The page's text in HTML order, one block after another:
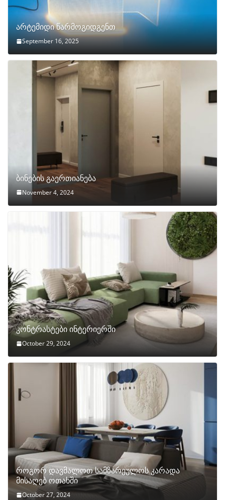
არტემიდი წარმოგიდგენთ
September 16, 2025
ბინების გაერთიანება
November 4, 2024
კონტრასტები ინტერიერში
October 29, 2024
როგორ დავმალოთ სამზარეულოს კარადა
მისაღებ ოთახში
October 27, 2024